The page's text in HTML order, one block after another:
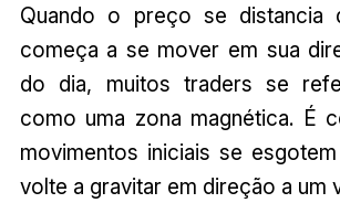
Quando o preço se distancia
começa a se mover em sua
do dia, muitos traders se
como uma zona magnética. É
movimentos iniciais se
volte a gravitar em direção a um